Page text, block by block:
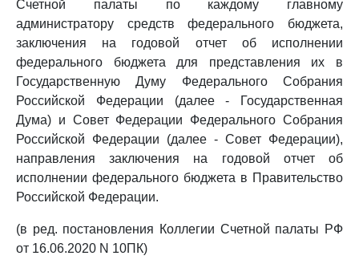
Счетной палаты по каждому главному
администратору средств федерального бюджета,
заключения на годовой отчет об исполнении
федерального бюджета для представления их в
Государственную Думу Федерального Собрания
Российской Федерации (далее - Государственная
Дума) и Совет Федерации Федерального Собрания
Российской Федерации (далее - Совет Федерации),
направления заключения на годовой отчет об
исполнении федерального бюджета в Правительство
Российской Федерации.
(в ред. постановления Коллегии Счетной палаты РФ
от 16.06.2020 N 10ПК)